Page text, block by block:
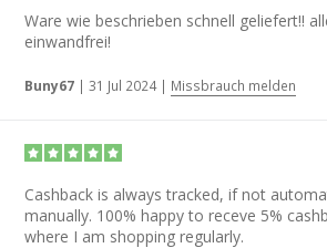
Ware wie beschrieben schnell geliefert!!
einwandfrei!
Buny67 | 31 Jul 2024 | Missbrauch melden
Cashback is always tracked, if not
manually. 100% happy to receve 5%
where I am shopping regularly.